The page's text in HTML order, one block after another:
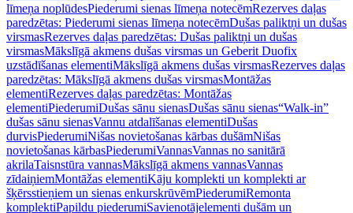
līmeņa noplūdesPiederumi sienas līmeņa notecēmRezerves daļas
paredzētas: Piederumi sienas līmeņa notecēmDušas paliktņi un dušas
virsmasRezerves daļas paredzētas: Dušas paliktņi un dušas
virsmasMākslīgā akmens dušas virsmas un Geberit Duofix
uzstādīšanas elementiMākslīgā akmens dušas virsmasRezerves daļas
paredzētas: Mākslīgā akmens dušas virsmasMontāžas
elementiRezerves daļas paredzētas: Montāžas
elementiPiederumiDušas sānu sienasDušas sānu sienas“Walk-in”
dušas sānu sienasVannu atdalīšanas elementiDušas
durvisPiederumiNišas novietošanas kārbas dušāmNišas
novietošanas kārbasPiederumiVannasVannas no sanitārā
akrilaTaisnstūra vannasMākslīgā akmens vannasVannas
zīdaiņiemMontāžas elementiKāju komplekti un komplekti ar
šķērsstieņiem un sienas enkurskrūvēmPiederumiRemonta
komplektiPapildu piederumiSavienotājelementi dušām un